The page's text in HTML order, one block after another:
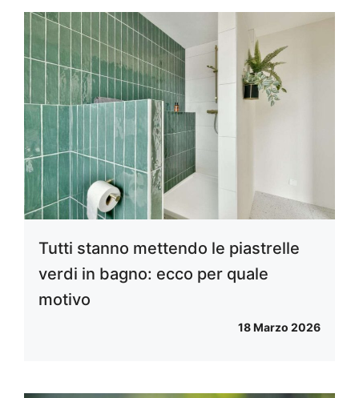
Tutti stanno mettendo le piastrelle
verdi in bagno: ecco per quale
motivo
18 Marzo 2026